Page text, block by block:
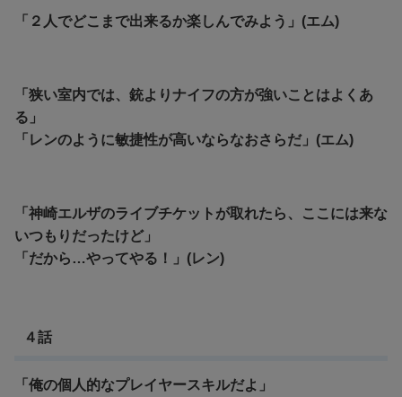
「２人でどこまで出来るか楽しんでみよう」(エム)
「狭い室内では、銃よりナイフの方が強いことはよくあ
る」
「レンのように敏捷性が高いならなおさらだ」(エム)
「神崎エルザのライブチケットが取れたら、ここには来な
いつもりだったけど」
「だから…やってやる！」(レン)
４話
「俺の個人的なプレイヤースキルだよ」